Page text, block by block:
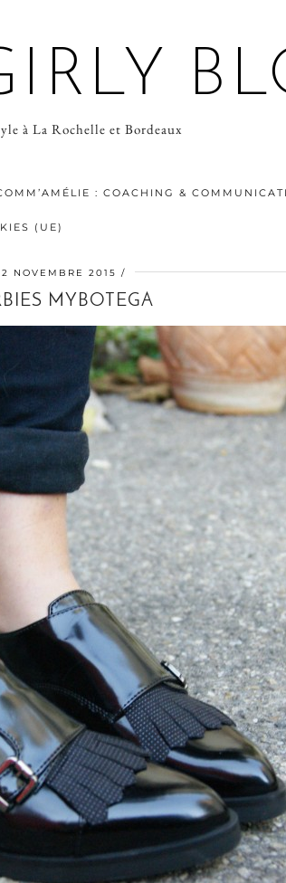
à La Rochelle et Bordeaux
: COACHING &
(UE)
NOVEMBRE 2015
MYBOTEGA